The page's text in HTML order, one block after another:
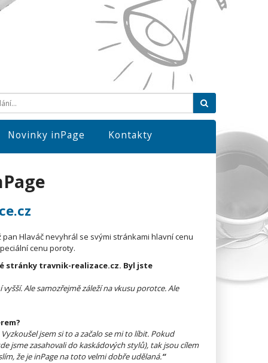
Novinky inPage Kontakty
Hlaváč nevyhrál se svými stránkami hlavní cenu
cenu poroty.
stránky travnik-realizace.cz. Byl jste
Ale samozřejmě záleží na vkusu porotce. Ale
jsem si to a začalo se mi to líbit. Pokud
jsme zasahovali do kaskádových stylů), tak jsou cílem
že je inPage na toto velmi dobře udělaná.“